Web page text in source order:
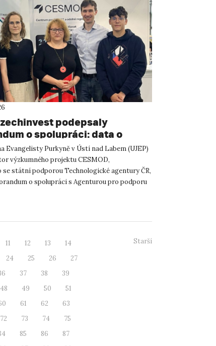
podepsaly
o spolupráci: data o
prostředí posílí
Evangelisty Purkyně v Ústí nad Labem (UJEP)
výzkumného projektu CESMOD,
se státní podporou Technologické agentury ČR,
o spolupráci s Agenturou pro podporu
11 12 13
14
24 25 26
27
37 38
39
48 49 50
51
61 62
63
72 73 74
75
85 86
87
Starší